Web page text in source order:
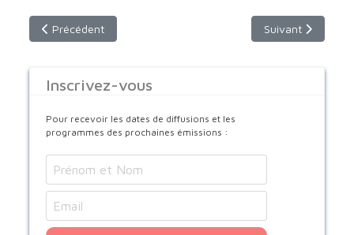
Article précédent : Dimanche 1er novembre 2020 à 9h30 -
Précédent Article suivant :
Suivant
Inscrivez-vous
Pour recevoir les dates de diffusions et les
programmes des prochaines émissions :